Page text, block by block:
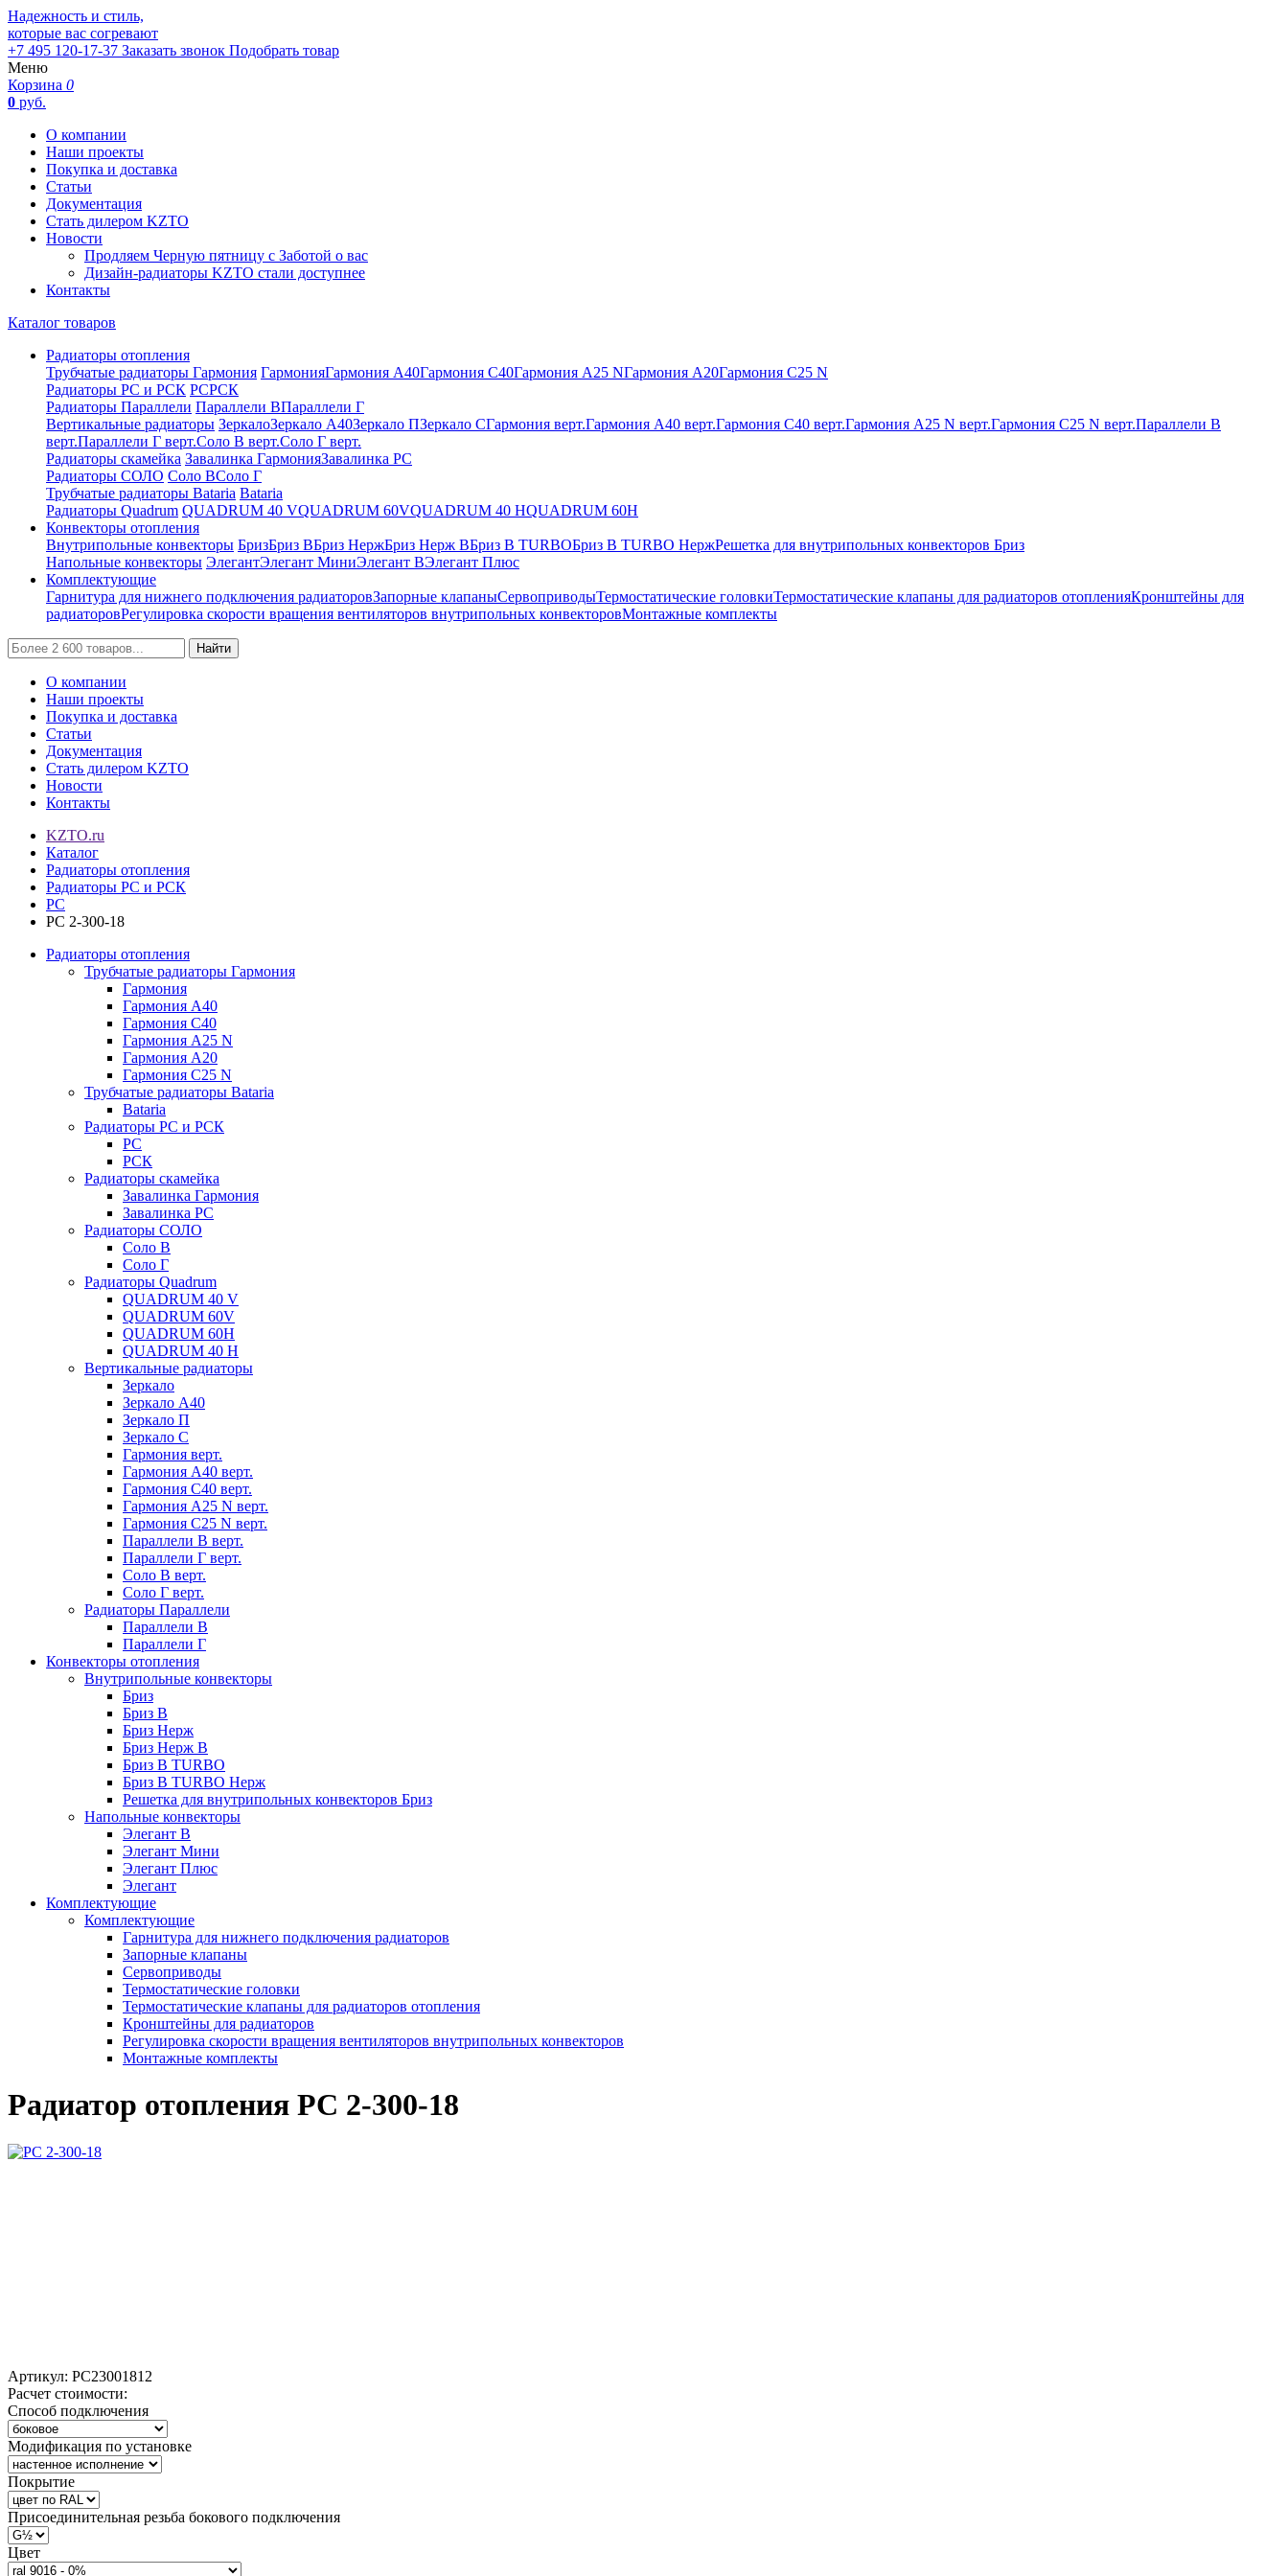
Надежность и стиль,
которые вас согревают
+7 495 120-17-37 Заказать звонок Подобрать товар
Меню
Корзина 0
0 руб.
О компании
Наши проекты
Покупка и доставка
Статьи
Документация
Стать дилером KZTO
Новости
Продляем Черную пятницу с Заботой о вас
Дизайн-радиаторы KZTO стали доступнее
Контакты
Каталог товаров
Радиаторы отопления
Трубчатые радиаторы Гармония ГармонияГармония А40Гармония С40Гармония А25 NГармония А20Гармония С25 N
Радиаторы РС и РСК РСРСК
Радиаторы Параллели Параллели ВПараллели Г
Вертикальные радиаторы ЗеркалоЗеркало А40Зеркало ПЗеркало СГармония верт.Гармония А40 верт.Гармония С40 верт.Гармония А25 N верт.Гармония С25 N верт.Параллели В
верт.Параллели Г верт.Соло В верт.Соло Г верт.
Радиаторы скамейка Завалинка ГармонияЗавалинка РС
Радиаторы СОЛО Соло ВСоло Г
Трубчатые радиаторы Bataria Bataria
Радиаторы Quadrum QUADRUM 40 VQUADRUM 60VQUADRUM 40 HQUADRUM 60H
Конвекторы отопления
Внутрипольные конвекторы БризБриз ВБриз НержБриз Нерж ВБриз В TURBOБриз В TURBO НержРешетка для внутрипольных конвекторов Бриз
Напольные конвекторы ЭлегантЭлегант МиниЭлегант ВЭлегант Плюс
Комплектующие
Гарнитура для нижнего подключения радиаторовЗапорные клапаныСервоприводыТермостатические головкиТермостатические клапаны для радиаторов отопленияКронштейны для
радиаторовРегулировка скорости вращения вентиляторов внутрипольных конвекторовМонтажные комплекты
Найти
О компании
Наши проекты
Покупка и доставка
Статьи
Документация
Стать дилером KZTO
Новости
Контакты
KZTO.ru
Каталог
Радиаторы отопления
Радиаторы РС и РСК
РС
РС 2-300-18
Радиаторы отопления
Трубчатые радиаторы Гармония
Гармония
Гармония А40
Гармония С40
Гармония А25 N
Гармония А20
Гармония С25 N
Трубчатые радиаторы Bataria
Bataria
Радиаторы РС и РСК
РС
РСК
Радиаторы скамейка
Завалинка Гармония
Завалинка РС
Радиаторы СОЛО
Соло В
Соло Г
Радиаторы Quadrum
QUADRUM 40 V
QUADRUM 60V
QUADRUM 60H
QUADRUM 40 H
Вертикальные радиаторы
Зеркало
Зеркало А40
Зеркало П
Зеркало С
Гармония верт.
Гармония А40 верт.
Гармония С40 верт.
Гармония А25 N верт.
Гармония С25 N верт.
Параллели В верт.
Параллели Г верт.
Соло В верт.
Соло Г верт.
Радиаторы Параллели
Параллели В
Параллели Г
Конвекторы отопления
Внутрипольные конвекторы
Бриз
Бриз В
Бриз Нерж
Бриз Нерж В
Бриз В TURBO
Бриз В TURBO Нерж
Решетка для внутрипольных конвекторов Бриз
Напольные конвекторы
Элегант В
Элегант Мини
Элегант Плюс
Элегант
Комплектующие
Комплектующие
Гарнитура для нижнего подключения радиаторов
Запорные клапаны
Сервоприводы
Термостатические головки
Термостатические клапаны для радиаторов отопления
Кронштейны для радиаторов
Регулировка скорости вращения вентиляторов внутрипольных конвекторов
Монтажные комплекты
Радиатор отопления РС 2-300-18
Артикул: РС23001812
Расчет стоимости:
Способ подключения
Модификация по установке
Покрытие
Присоединительная резьба бокового подключения
Цвет